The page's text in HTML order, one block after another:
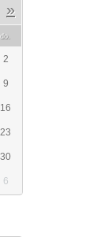
»
do.
2
9
16
23
30
6